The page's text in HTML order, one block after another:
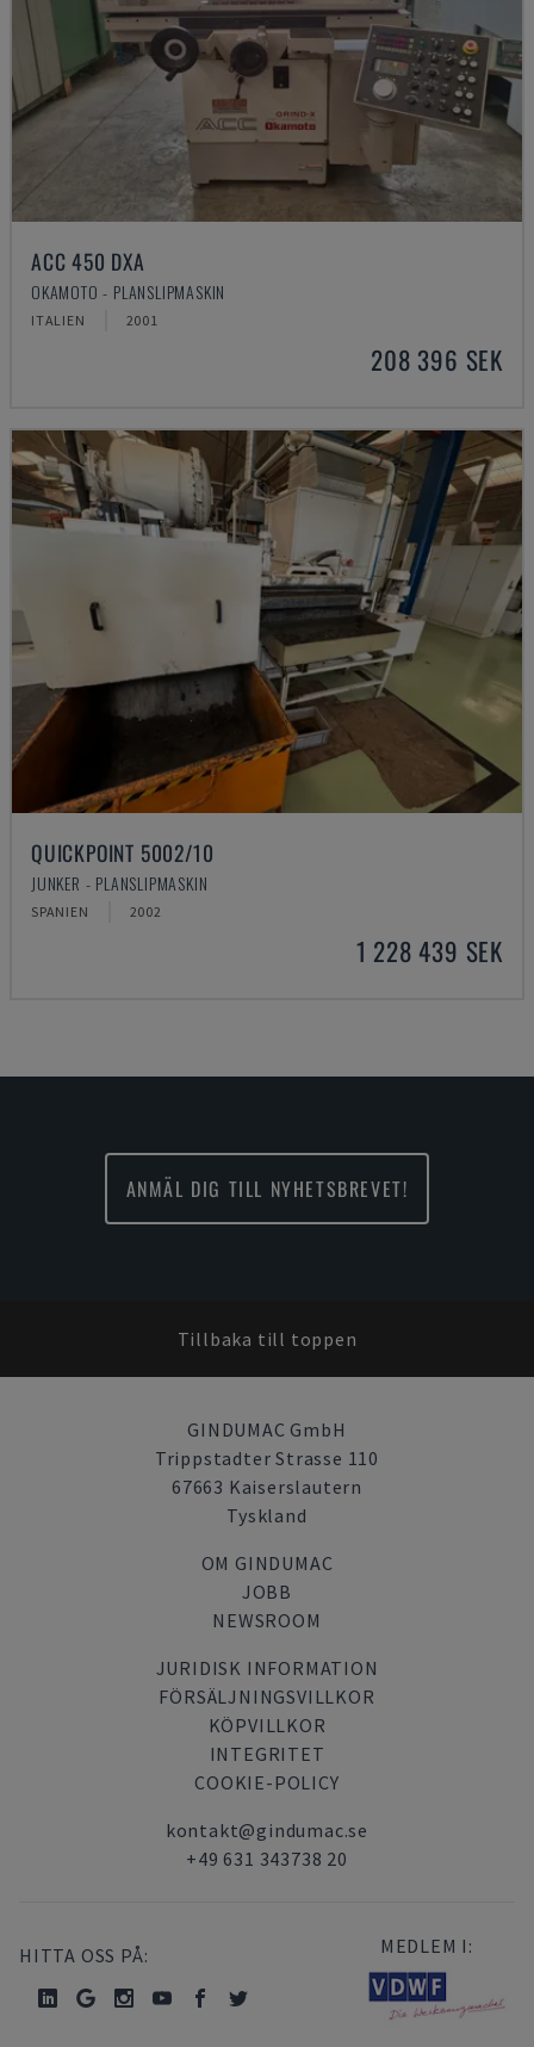
ACC 450 DXA
OKAMOTO - PLANSLIPMASKIN
ITALIEN 2001
208 396 SEK
QUICKPOINT 5002/10
JUNKER - PLANSLIPMASKIN
SPANIEN 2002
1 228 439 SEK
ANMÄL DIG TILL NYHETSBREVET!
Tillbaka till toppen
GINDUMAC GmbH
Trippstadter Strasse 110
67663 Kaiserslautern
Tyskland
OM GINDUMAC
JOBB
NEWSROOM
JURIDISK INFORMATION
FÖRSÄLJNINGSVILLKOR
KÖPVILLKOR
INTEGRITET
COOKIE-POLICY
kontakt@gindumac.se
+49 631 343738 20
HITTA OSS PÅ: MEDLEM I: